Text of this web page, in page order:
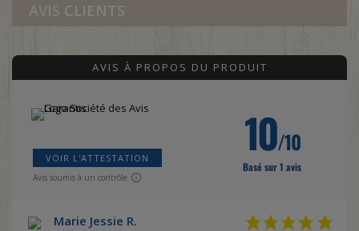
AVIS CLIENTS
AVIS À PROPOS DU PRODUIT
VOIR L'ATTESTATION
Avis soumis à un contrôle
10/10
Basé sur 1 avis
Marie Jessie R.